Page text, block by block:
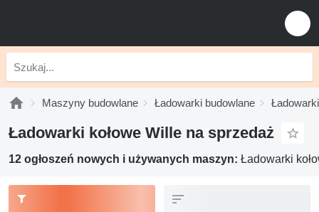
Maszyny budowlane Ładowarki budowlane
Ładowarki kołowe Wille na sprzedaż
12 ogłoszeń nowych i używanych maszyn: Ładowarki